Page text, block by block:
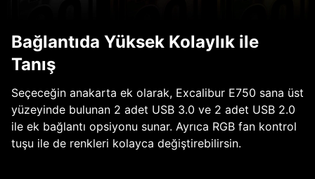
Bağlantıda Yüksek Kolaylık ile
Tanış
Seçeceğin anakarta ek olarak, Excalibur E750 sana üst
yüzeyinde bulunan 2 adet USB 3.0 ve 2 adet USB 2.0
ile ek bağlantı opsiyonu sunar. Ayrıca RGB fan kontrol
tuşu ile de renkleri kolayca değiştirebilirsin.